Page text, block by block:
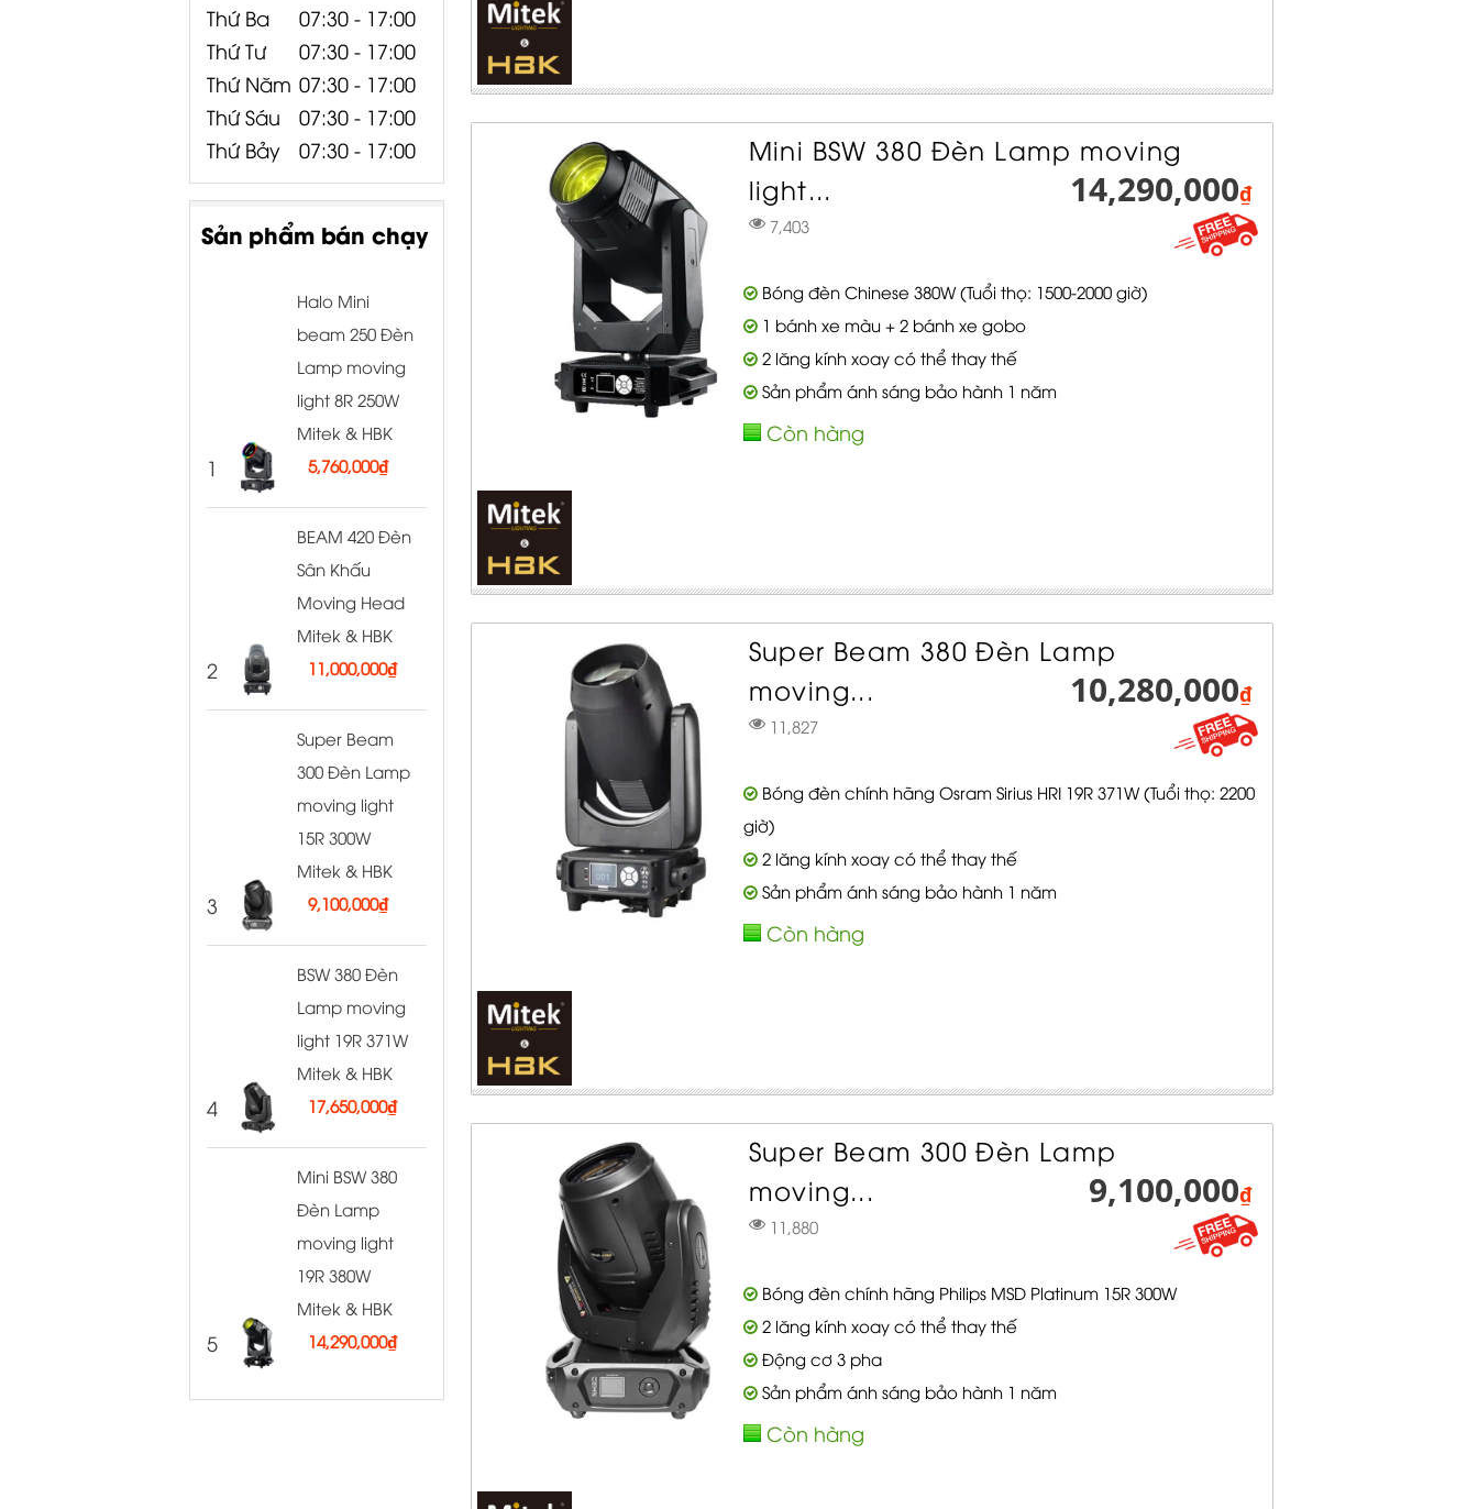
Thứ Ba
07:30 - 17:00
Thứ Tư
07:30 - 17:00
Thứ Năm 07:30 - 17:00
Thứ Sáu
07:30 - 17:00
Thứ Bảy
07:30 - 17:00
Sản phẩm bán chạy
1
Halo Mini
beam 250 Đèn
Lamp moving
light 8R 250W
Mitek & HBK
5,760,000₫
2
BEAM 420 Đèn
Sân Khấu
Moving Head
Mitek & HBK
11,000,000₫
3
Super Beam
300 Đèn Lamp
moving light
15R 300W
Mitek & HBK
9,100,000₫
4
BSW 380 Đèn
Lamp moving
light 19R 371W
Mitek & HBK
17,650,000₫
5
Mini BSW 380
Đèn Lamp
moving light
19R 380W
Mitek & HBK
14,290,000₫
Mini BSW 380 Đèn Lamp moving
light...
7,403
14,290,000₫
Bóng đèn Chinese 380W (Tuổi thọ: 1500-2000 giờ)
1 bánh xe màu + 2 bánh xe gobo
2 lăng kính xoay có thể thay thế
Sản phẩm ánh sáng bảo hành 1 năm
Còn hàng
Super Beam 380 Đèn Lamp
moving...
11,827
10,280,000₫
Bóng đèn chính hãng Osram Sirius HRI 19R 371W (Tuổi thọ: 2200
giờ)
2 lăng kính xoay có thể thay thế
Sản phẩm ánh sáng bảo hành 1 năm
Còn hàng
Super Beam 300 Đèn Lamp
moving...
11,880
9,100,000₫
Bóng đèn chính hãng Philips MSD Platinum 15R 300W
2 lăng kính xoay có thể thay thế
Động cơ 3 pha
Sản phẩm ánh sáng bảo hành 1 năm
Còn hàng